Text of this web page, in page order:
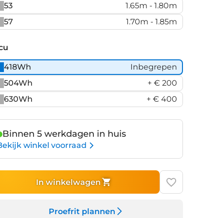
53
1.65m - 1.80m
57
1.70m - 1.85m
418Wh
Inbegrepen
504Wh
+ € 200
630Wh
+ € 400
Binnen 5 werkdagen in huis
winkel voorraad
In winkelwagen
Proefrit plannen